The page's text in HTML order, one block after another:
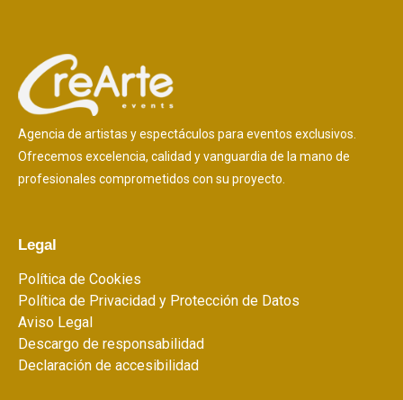
Agencia de artistas y espectáculos para eventos exclusivos.
Ofrecemos excelencia, calidad y vanguardia de la mano de
profesionales comprometidos con su proyecto.
Legal
Política de Cookies
Política de Privacidad y Protección de Datos
Aviso Legal
Descargo de responsabilidad
Declaración de accesibilidad